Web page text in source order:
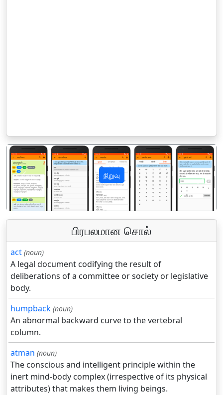
நிறுவு
पिछला अगला
பிரபலமான சொல்
act (noun)
A legal document codifying the result of
deliberations of a committee or society or legislative
body.
humpback (noun)
An abnormal backward curve to the vertebral
column.
atman (noun)
The conscious and intelligent principle within the
inert mind-body complex (irrespective of its physical
attributes) that makes them living beings.